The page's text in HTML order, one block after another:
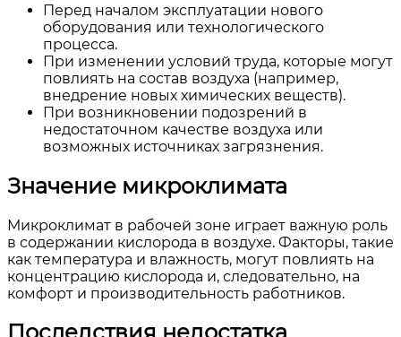
Перед началом эксплуатации нового
оборудования или технологического
процесса.
При изменении условий труда, которые могут
повлиять на состав воздуха (например,
внедрение новых химических веществ).
При возникновении подозрений в
недостаточном качестве воздуха или
возможных источниках загрязнения.
Значение микроклимата
Микроклимат в рабочей зоне играет важную роль
в содержании кислорода в воздухе. Факторы, такие
как температура и влажность, могут повлиять на
концентрацию кислорода и, следовательно, на
комфорт и производительность работников.